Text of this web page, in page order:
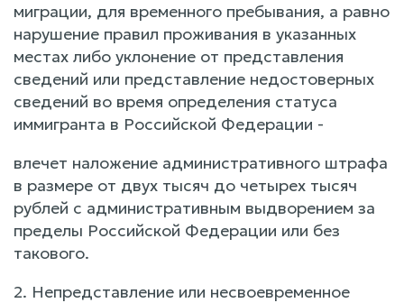
миграции, для временного пребывания, а равно
нарушение правил проживания в указанных
местах либо уклонение от представления
сведений или представление недостоверных
сведений во время определения статуса
иммигранта в Российской Федерации -
влечет наложение административного штрафа
в размере от двух тысяч до четырех тысяч
рублей с административным выдворением за
пределы Российской Федерации или без
такового.
2. Непредставление или несвоевременное